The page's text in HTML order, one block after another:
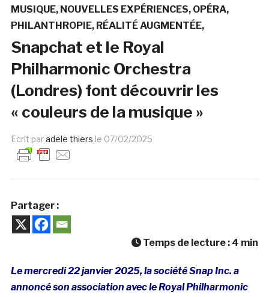
MUSIQUE NOUVELLES EXPÉRIENCES OPÉRA
PHILANTHROPIE RÉALITÉ AUGMENTÉE
Snapchat et le Royal
Philharmonic Orchestra
(Londres) font découvrir les
« couleurs de la musique »
Ecrit paradele thiers le 07/02/2025
Partager :
Temps de lecture : 4 min
Le mercredi 22 janvier 2025, la société Snap Inc. a
annoncé son association avec le Royal Philharmonic